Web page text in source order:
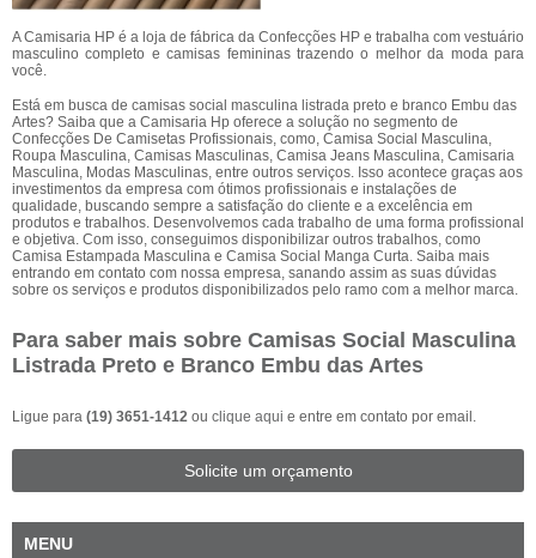
A Camisaria HP é a loja de fábrica da Confecções HP e trabalha com vestuário
masculino completo e camisas femininas trazendo o melhor da moda para
você.
Está em busca de camisas social masculina listrada preto e branco Embu das
Artes? Saiba que a Camisaria Hp oferece a solução no segmento de
Confecções De Camisetas Profissionais, como, Camisa Social Masculina,
Roupa Masculina, Camisas Masculinas, Camisa Jeans Masculina, Camisaria
Masculina, Modas Masculinas, entre outros serviços. Isso acontece graças aos
investimentos da empresa com ótimos profissionais e instalações de
qualidade, buscando sempre a satisfação do cliente e a excelência em
produtos e trabalhos. Desenvolvemos cada trabalho de uma forma profissional
e objetiva. Com isso, conseguimos disponibilizar outros trabalhos, como
Camisa Estampada Masculina e Camisa Social Manga Curta. Saiba mais
entrando em contato com nossa empresa, sanando assim as suas dúvidas
sobre os serviços e produtos disponibilizados pelo ramo com a melhor marca.
Para saber mais sobre Camisas Social Masculina
Listrada Preto e Branco Embu das Artes
Ligue para (19) 3651-1412 ou clique aqui e entre em contato por email.
Solicite um orçamento
MENU